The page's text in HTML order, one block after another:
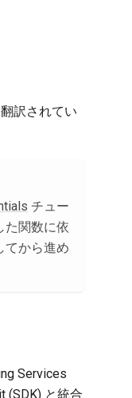
訳されてい
チュー
た関数に依
てから進め
Services
(SDK) と統合